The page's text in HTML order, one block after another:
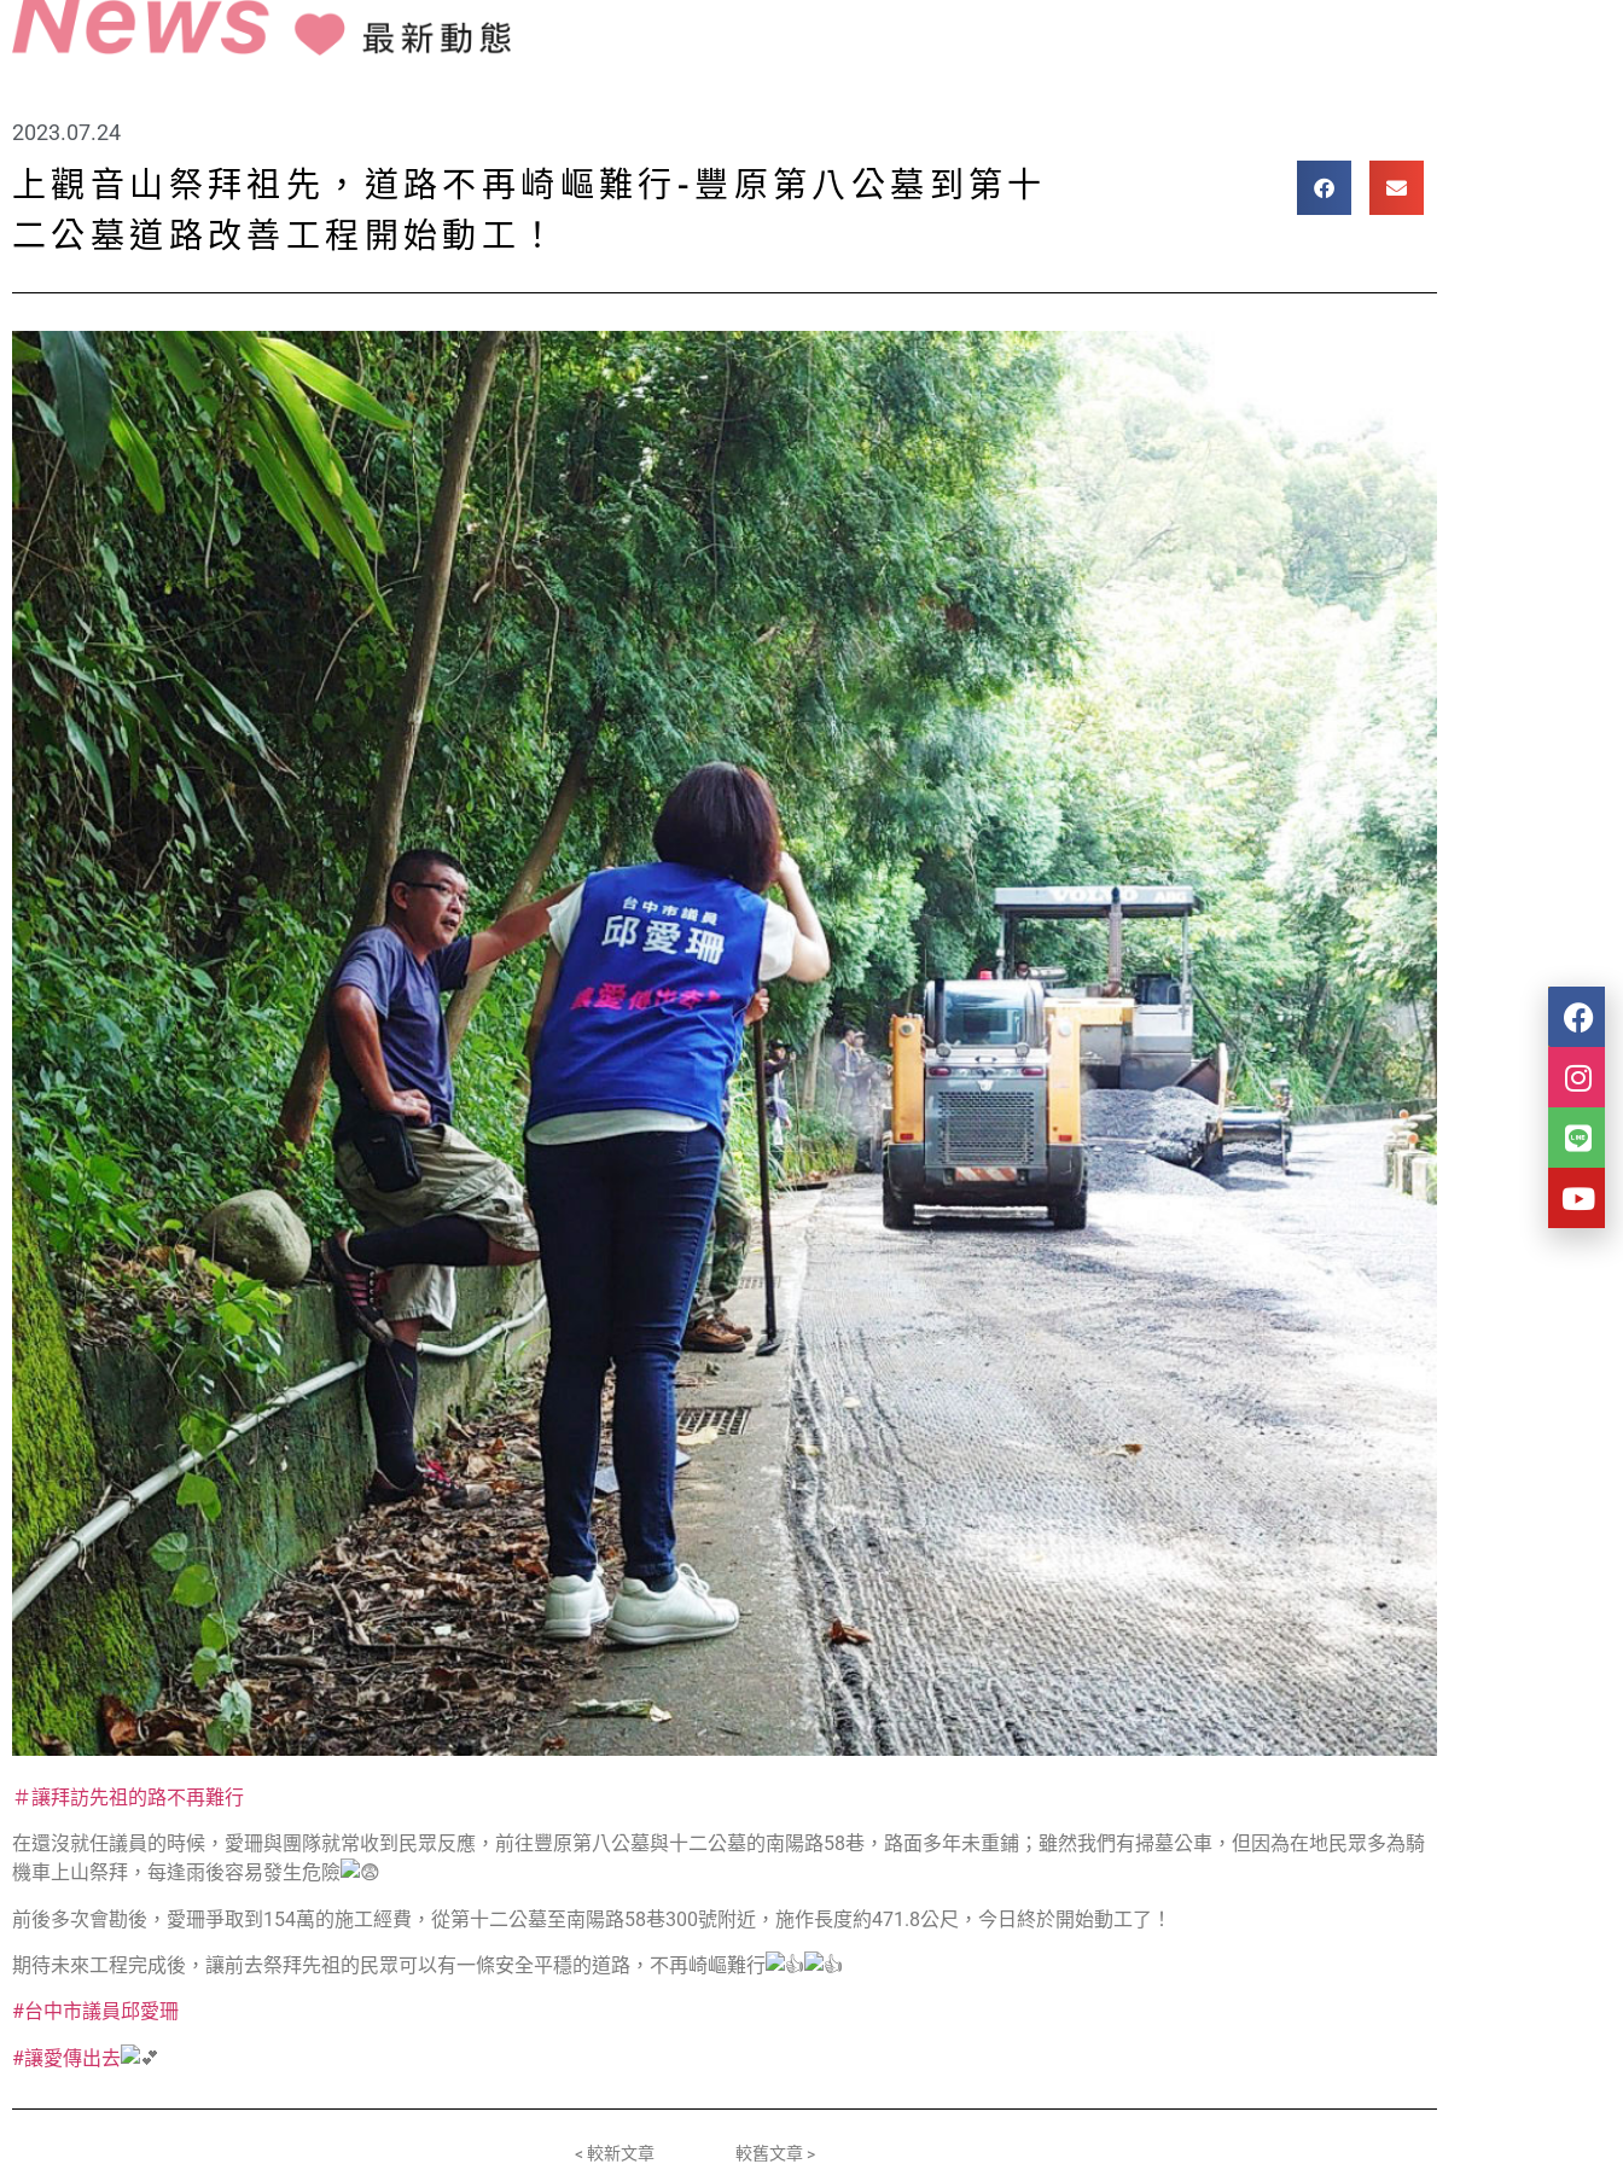
2023.07.24
上觀音山祭拜祖先，道路不再崎嶇難行-豐原第八公墓到第十
二公墓道路改善工程開始動工！
＃讓拜訪先祖的路不再難行
在還沒就任議員的時候，愛珊與團隊就常收到民眾反應，前往豐原第八公墓與十二公墓的南陽路58巷，路面多年未重鋪；雖然我們有掃墓公車，但因為在地民眾多為騎
機車上山祭拜，每逢雨後容易發生危險
前後多次會勘後，愛珊爭取到154萬的施工經費，從第十二公墓至南陽路58巷300號附近，施作長度約471.8公尺，今日終於開始動工了！
期待未來工程完成後，讓前去祭拜先祖的民眾可以有一條安全平穩的道路，不再崎嶇難行
#台中市議員邱愛珊
#讓愛傳出去
< 較新文章 較舊文章 >